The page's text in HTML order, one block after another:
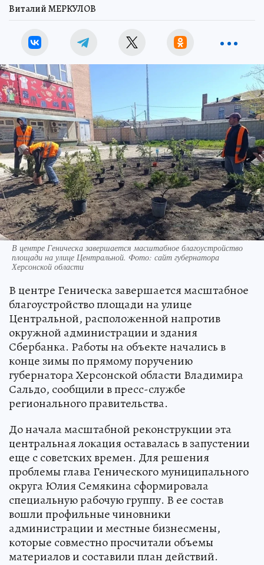
Виталий МЕРКУЛОВ
В центре Геническа завершается масштабное благоустройство
площади на улице Центральной. Фото: сайт губернатора
Херсонской области
В центре Геническа завершается масштабное
благоустройство площади на улице
Центральной, расположенной напротив
окружной администрации и здания
Сбербанка. Работы на объекте начались в
конце зимы по прямому поручению
губернатора Херсонской области Владимира
Сальдо, сообщили в пресс-службе
регионального правительства.
До начала масштабной реконструкции эта
центральная локация оставалась в запустении
еще с советских времен. Для решения
проблемы глава Генического муниципального
округа Юлия Семякина сформировала
специальную рабочую группу. В ее состав
вошли профильные чиновники
администрации и местные бизнесмены,
которые совместно просчитали объемы
материалов и составили план действий.